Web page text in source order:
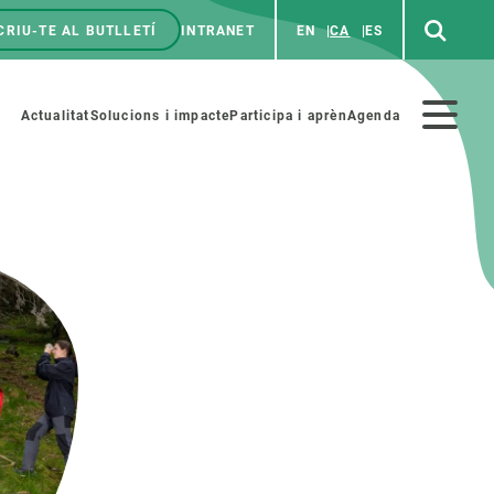
TE AL BUTLLETÍ INTRANET EN CA ES
Menú
ActualitatSolucions i impacteParticipa i aprènAgenda
i art
ciència amb nosaltres
educatius